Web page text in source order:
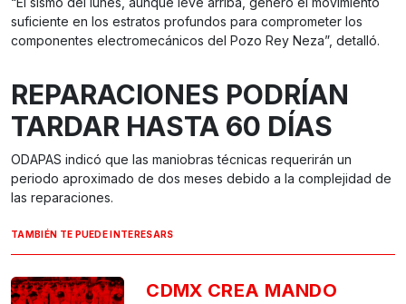
suficiente en los estratos profundos para comprometer los
componentes electromecánicos del Pozo Rey Neza”, detalló.
REPARACIONES PODRÍAN
TARDAR HASTA 60 DÍAS
ODAPAS indicó que las maniobras técnicas requerirán un
periodo aproximado de dos meses debido a la complejidad de
las reparaciones.
TAMBIÉN TE PUEDE INTERESARS
CDMX CREA MANDO